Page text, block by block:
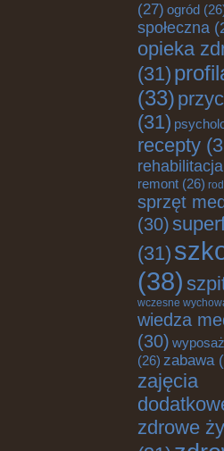
(27) ogród
społeczna
opieka
(31)
(33)
(31)
recepty
rehabilitacja
remont (26)
sprzęt
(30)
(31)
(38)
wczesne
wiedza
(30)
(26) zabawa
zajęcia
zdrowe